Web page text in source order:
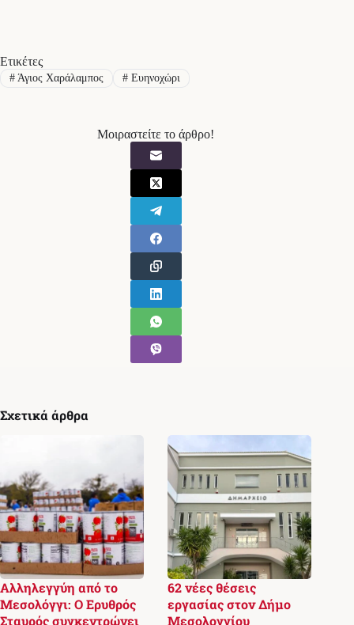
Ετικέτες
#Άγιος Χαράλαμπος #Ευηνοχώρι
Μοιραστείτε το άρθρο!
Σχετικά άρθρα
Αλληλεγγύη από το
Μεσολόγγι: Ο Ερυθρός
Σταυρός συγκεντρώνει
62 νέες θέσεις
εργασίας στον Δήμο
Μεσολογγίου